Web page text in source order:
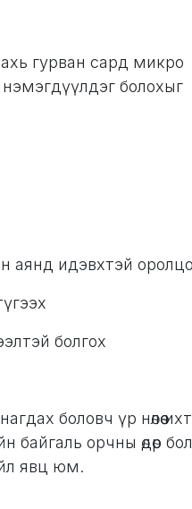
гурван сард микро
нэмэгдүүлдэг болохыг
аянд идэвхтэй
болгох
боловч үр нөлөө
орчны өдөр бол
явц юм.